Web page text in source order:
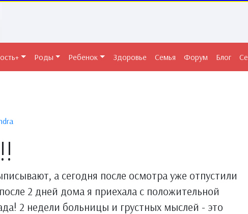
Роды Ребенок Здоровье Семья Форум Блог
а сегодня после осмотра уже отпустили
2 дней дома я приехала с положительной
2 недели больницы и грустных мыслей - это